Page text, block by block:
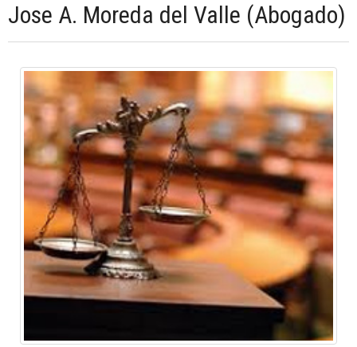
Jose A. Moreda del Valle (Abogado)